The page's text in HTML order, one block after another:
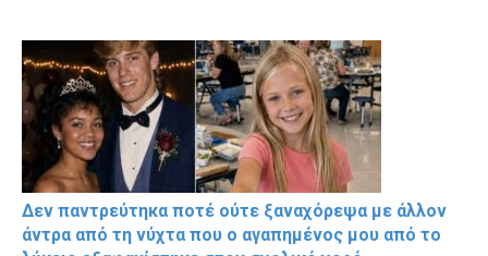
Δεν παντρεύτηκα ποτέ ούτε ξαναχόρεψα με άλλον
άντρα από τη νύχτα που ο αγαπημένος μου από το